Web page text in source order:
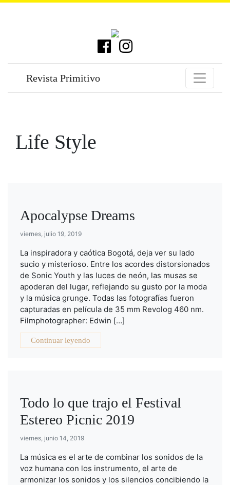
Revista Primitivo
Life Style
Apocalypse Dreams
viernes, julio 19, 2019
La inspiradora y caótica Bogotá, deja ver su lado
sucio y misterioso. Entre los acordes distorsionados
de Sonic Youth y las luces de neón, las musas se
apoderan del lugar, reflejando su gusto por la moda
y la música grunge. Todas las fotografías fueron
capturadas en película de 35 mm Revolog 460 nm.
Filmphotographer: Edwin […]
Continuar leyendo
Todo lo que trajo el Festival
Estereo Picnic 2019
viernes, junio 14, 2019
La música es el arte de combinar los sonidos de la
voz humana con los instrumento, el arte de
armonizar los sonidos y los silencios concibiendo la